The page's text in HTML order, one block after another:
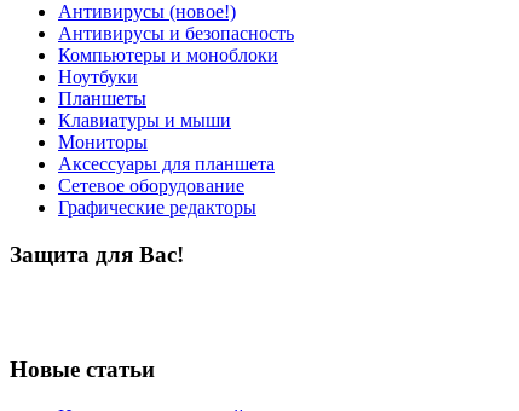
Антивирусы (новое!)
Антивирусы и безопасность
Компьютеры и моноблоки
Ноутбуки
Планшеты
Клавиатуры и мыши
Мониторы
Аксессуары для планшета
Сетевое оборудование
Графические редакторы
Защита для Вас!
Новые статьи